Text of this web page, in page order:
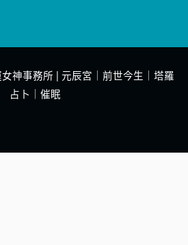
女神事務所 | 元辰宮｜前世今生｜塔羅
占卜｜催眠